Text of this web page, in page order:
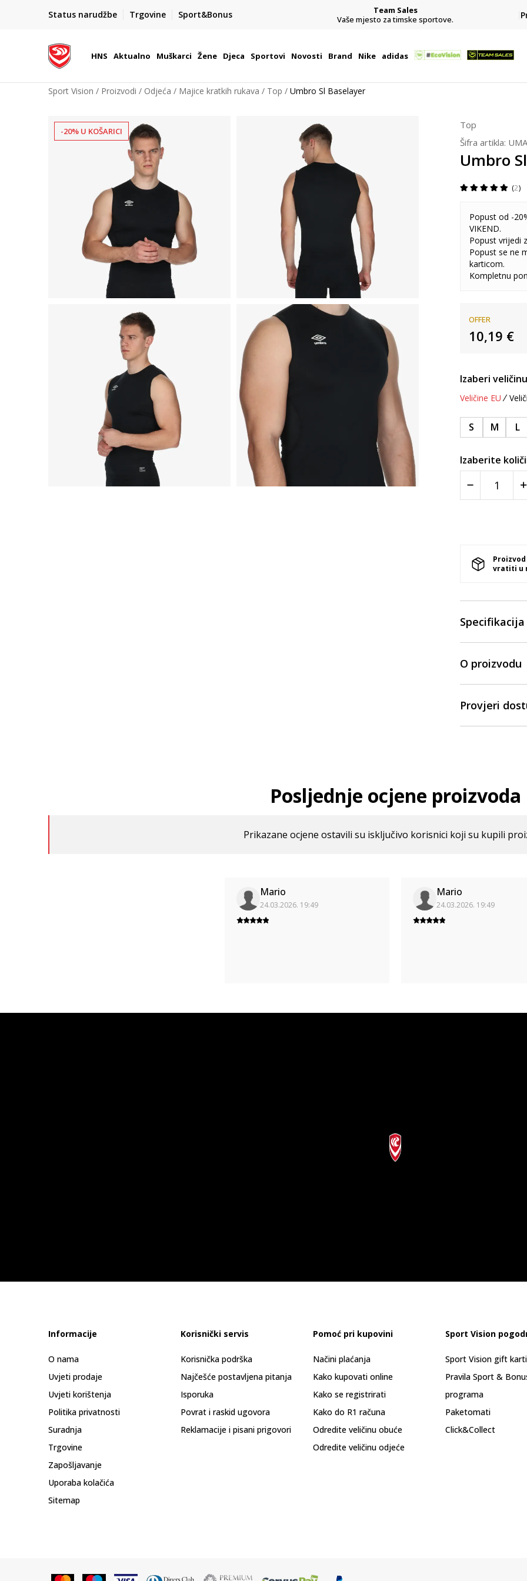
Status narudžbe Trgovine Sport&Bonus
BOX NOW
Dostava 1,50 €
| Više od 800 paketomata u Hrvatskoj
Team Sales
Vaše mjesto za timske sportove.
HNS Aktualno Muškarci Žene Djeca Sportovi Novosti Brand Nike adidas
Sport Vision Proizvodi Odjeća Majice kratkih rukava Top Umbro Sl Baselayer
-20% U KOŠARICI
Top
Šifra artikla:
Umbro
2
Popust od -
VIKEND.
Popust vrijedi
Popust se ne
karticom.
Kompletnu
OFFER
10,19 €
Izaberi
Veličine EU
S M L
Izaberite
vratiti u
Specifikacija
O proizvodu
Provjeri
Posljednje ocjene proizvoda
Prikazane ocjene ostavili su isključivo korisnici koji su kupili
Mario
24.03.2026. 19:49
Mario
24.03.2026. 19:49
Informacije
O nama
Uvjeti prodaje
Uvjeti korištenja
Politika privatnosti
Suradnja
Trgovine
Zapošljavanje
Uporaba kolačića
Sitemap
Korisnički servis
Korisnička podrška
Najčešće postavljena pitanja
Isporuka
Povrat i raskid ugovora
Reklamacije i pisani prigovori
Pomoć pri kupovini
Načini plaćanja
Kako kupovati online
Kako se registrirati
Kako do R1 računa
Odredite veličinu obuće
Odredite veličinu odjeće
Sport Vision
Sport Vision gift
Pravila Sport &
programa
Paketomati
Click&Collect